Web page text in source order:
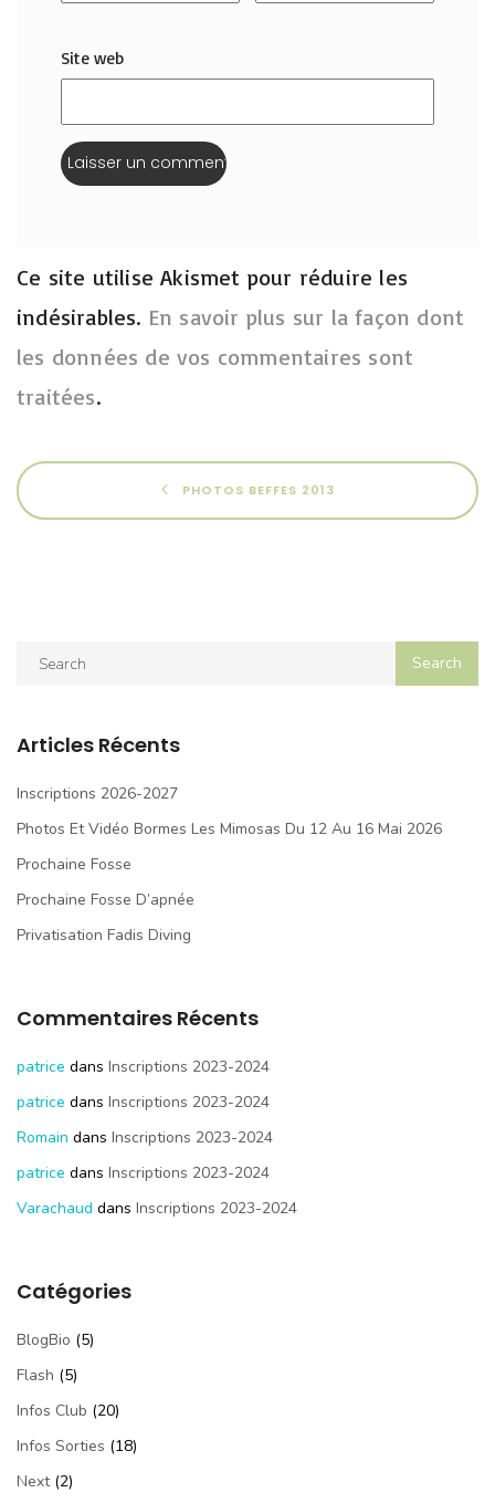
Site web
Ce site utilise Akismet pour réduire les
indésirables. En savoir plus sur la façon dont
les données de vos commentaires sont
traitées.
PHOTOS BEFFES 2013
Articles Récents
Inscriptions 2026-2027
Photos Et Vidéo Bormes Les Mimosas Du 12 Au 16 Mai 2026
Prochaine Fosse
Prochaine Fosse D’apnée
Privatisation Fadis Diving
Commentaires Récents
patrice dans Inscriptions 2023-2024
patrice dans Inscriptions 2023-2024
Romain dans Inscriptions 2023-2024
patrice dans Inscriptions 2023-2024
Varachaud dans Inscriptions 2023-2024
Catégories
BlogBio (5)
Flash (5)
Infos Club (20)
Infos Sorties (18)
Next(2)